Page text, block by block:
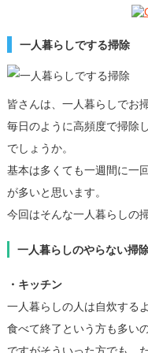
一人暮らしでする掃除
皆さんは、一人暮らしでお
毎日のように高頻度で掃除
でしょうか。
基本は多くても一週間に一
が多いと思います。
今回はそんな一人暮らしの
一人暮らしのやらない掃
・キッチン
一人暮らしの人は自炊する
食べて終了という方も多い